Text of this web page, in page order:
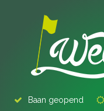
Baan geopend